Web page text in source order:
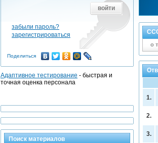
о
1.
2.
3.
войти
забыли пароль?
зарегистрироваться
Поделиться
Адаптивное тестирование - быстрая и
точная оценка персонала
Поиск материалов